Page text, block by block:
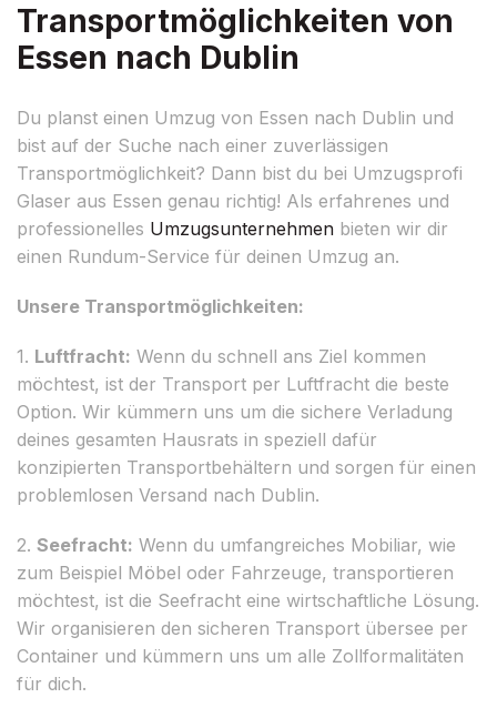
Transportmöglichkeiten von
Essen nach Dublin
Du planst einen Umzug von Essen nach Dublin und
bist auf der Suche nach einer zuverlässigen
Transportmöglichkeit? Dann bist du bei Umzugsprofi
Glaser aus Essen genau richtig! Als erfahrenes und
professionelles Umzugsunternehmen bieten wir dir
einen Rundum-Service für deinen Umzug an.
Unsere Transportmöglichkeiten:
1. Luftfracht: Wenn du schnell ans Ziel kommen
möchtest, ist der Transport per Luftfracht die beste
Option. Wir kümmern uns um die sichere Verladung
deines gesamten Hausrats in speziell dafür
konzipierten Transportbehältern und sorgen für einen
problemlosen Versand nach Dublin.
2. Seefracht: Wenn du umfangreiches Mobiliar, wie
zum Beispiel Möbel oder Fahrzeuge, transportieren
möchtest, ist die Seefracht eine wirtschaftliche Lösung.
Wir organisieren den sicheren Transport übersee per
Container und kümmern uns um alle Zollformalitäten
für dich.